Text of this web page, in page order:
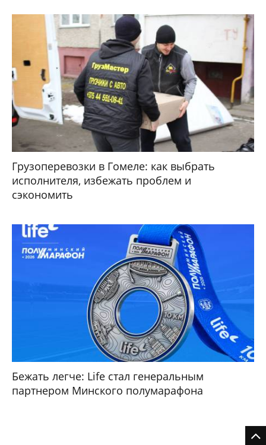
Грузоперевозки в Гомеле: как выбрать
исполнителя, избежать проблем и
сэкономить
Бежать легче: Life стал генеральным
партнером Минского полумарафона